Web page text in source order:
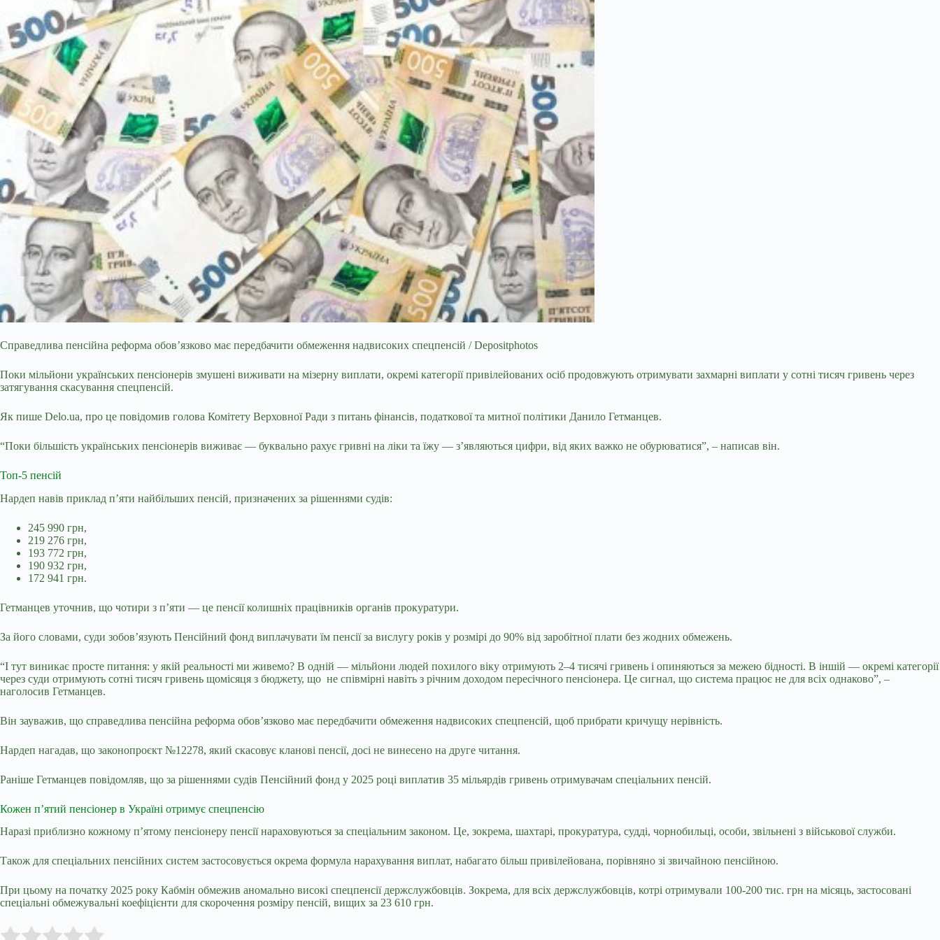
Справедлива пенсійна реформа обов’язково має передбачити обмеження надвисоких спецпенсій / Depositphotos
Поки мільйони українських пенсіонерів змушені виживати на мізерну виплати, окремі категорії привілейованих осіб продовжують отримувати захмарні виплати у сотні тисяч гривень через
затягування скасування спецпенсій.
Як пише Delo.ua, про це повідомив голова Комітету Верховної Ради з питань фінансів, податкової та митної політики Данило Гетманцев.
“Поки більшість українських пенсіонерів виживає — буквально рахує гривні на ліки та їжу — з’являються цифри, від яких важко не обурюватися”, – написав він.
Топ-5 пенсій
Нардеп навів приклад п’яти найбільших пенсій, призначених за рішеннями судів:
245 990 грн,
219 276 грн,
193 772 грн,
190 932 грн,
172 941 грн.
Гетманцев уточнив, що чотири з п’яти — це пенсії колишніх працівників органів прокуратури.
За його словами, суди зобов’язують Пенсійний фонд виплачувати їм пенсії за вислугу років у розмірі до 90% від заробітної плати без жодних обмежень.
“І тут виникає просте питання: у якій реальності ми живемо? В одній — мільйони людей похилого віку отримують 2–4 тисячі гривень і опиняються за межею бідності. В іншій — окремі категорії
через суди отримують сотні тисяч гривень щомісяця з бюджету, що не співмірні навіть з річним доходом пересічного пенсіонера. Це сигнал, що система працює не для всіх однаково”, –
наголосив Гетманцев.
Він зауважив, що справедлива пенсійна реформа обов’язково має передбачити обмеження надвисоких спецпенсій, щоб прибрати кричущу нерівність.
Нардеп нагадав, що законопроєкт №12278, який скасовує кланові пенсії, досі не винесено на друге читання.
Раніше Гетманцев повідомляв, що за рішеннями судів Пенсійний фонд у 2025 році виплатив 35 мільярдів гривень отримувачам спеціальних пенсій.
Кожен п’ятий пенсіонер в Україні отримує спецпенсію
Наразі приблизно кожному п’ятому пенсіонеру пенсії нараховуються за спеціальним законом. Це, зокрема, шахтарі, прокуратура, судді, чорнобильці, особи, звільнені з військової служби.
Також для спеціальних пенсійних систем застосовується окрема формула нарахування виплат, набагато більш привілейована, порівняно зі звичайною пенсійною.
При цьому на початку 2025 року Кабмін обмежив аномально високі спецпенсії держслужбовців. Зокрема, для всіх держслужбовців, котрі отримували 100-200 тис. грн на місяць, застосовані
спеціальні обмежувальні коефіцієнти для скорочення розміру пенсій, вищих за 23 610 грн.
Rate this item: